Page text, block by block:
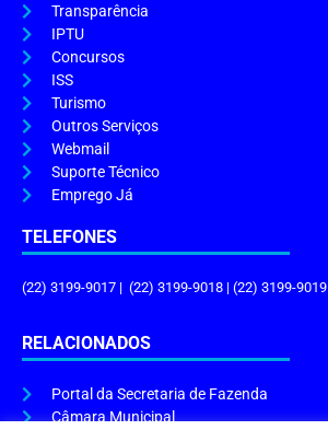
Transparência
IPTU
Concursos
ISS
Turismo
Outros Serviços
Webmail
Suporte Técnico
Emprego Já
TELEFONES
(22) 3199-9017 | (22) 3199-9018 | (22) 3199-9019
RELACIONADOS
Portal da Secretaria de Fazenda
Câmara Municipal